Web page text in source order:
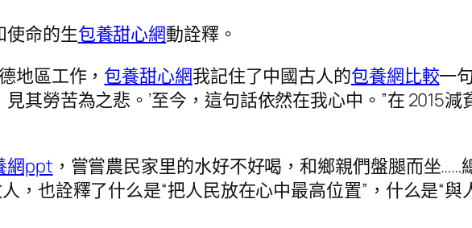
使命的生包養甜心網動詮釋。
地區工作， 包養甜心網我記住了中國古人的包養網比較一
其勞苦為之悲。’至今，這句話依然在我心中。”在 2015減
網ppt ，嘗嘗農民家里的水好不好喝，和鄉親們盤腿而坐……
，也詮釋了什么是“把人民放在心中最高位置”，什么是“與